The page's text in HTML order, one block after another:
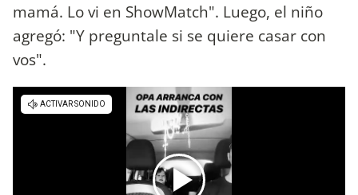
mamá. Lo vi en ShowMatch". Luego, el niño
agregó: "Y preguntale si se quiere casar con
vos".